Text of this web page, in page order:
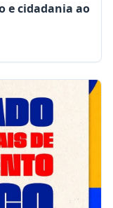
e cidadania ao